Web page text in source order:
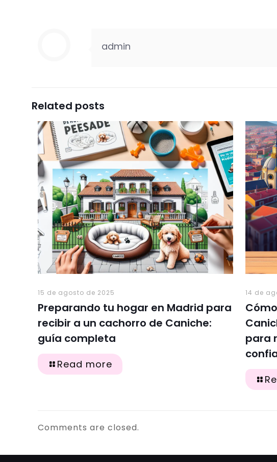
admin
Related posts
15 de agosto de 2025
Preparando tu hogar en Madrid para
recibir a un cachorro de Caniche:
guía completa
Read more
14 de
para
Comments are closed.